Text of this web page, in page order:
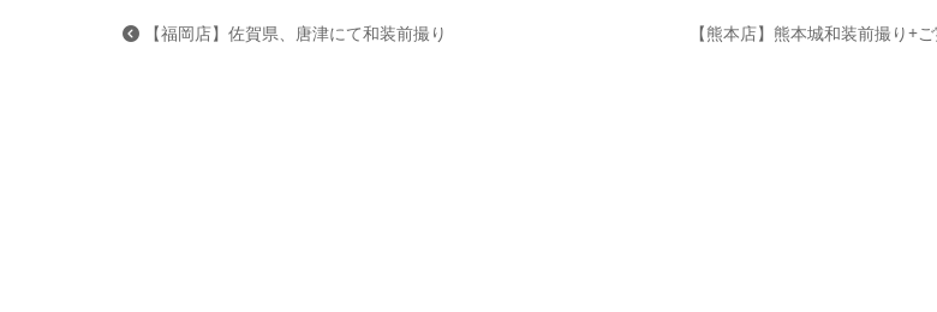
【福岡店】佐賀県、唐津にて和装前撮り 【熊本店】熊本城和装前撮り+